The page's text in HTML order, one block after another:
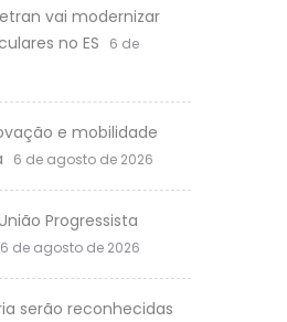
vai modernizar
no ES
6 de
e mobilidade
6 de agosto de 2026
Progressista
6 de agosto de 2026
serão reconhecidas